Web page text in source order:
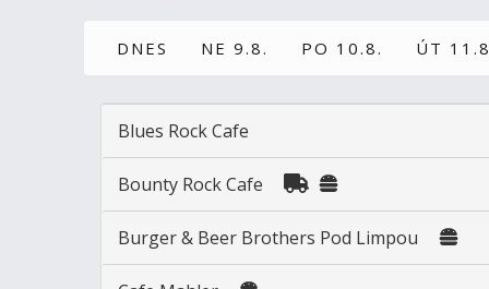
DNES NE 9.8. PO 10.8. ÚT
Blues Rock Cafe
Bounty Rock Cafe
Burger & Beer Brothers Pod Limpou